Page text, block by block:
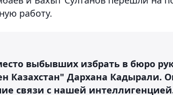
работу.
выбывших избрать в бюро
Казахстан" Дархана Кадырали.
связи с нашей